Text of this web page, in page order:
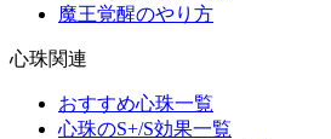
魔王覚醒のやり方
心珠関連
おすすめ心珠一覧
心珠のS+/S効果一覧